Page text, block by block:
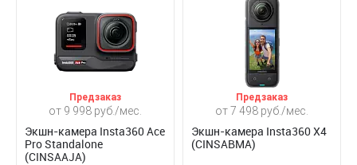
от 9 998 руб./мес.
Предзаказ
Экшн-камера Insta360 Ace
Pro Standalone
(CINSAAJA)
от 7 498 руб./мес.
Предзаказ
Экшн-камера Insta360 X4
(CINSABMA)